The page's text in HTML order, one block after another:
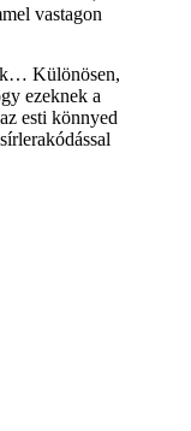
vastagon
Különösen,
ezeknek a
esti könnyed